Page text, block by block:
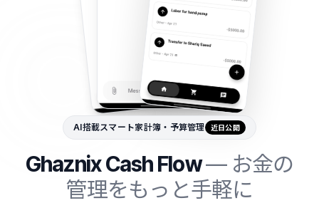
AI搭載スマート家計簿・予算管理 近日公開
Ghaznix Cash Flow— お金の
管理をもっと手軽に